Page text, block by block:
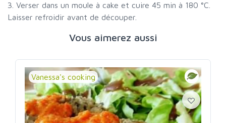
3. Verser dans un moule à cake et cuire 45 min à 180 °C.
Laisser refroidir avant de découper.
Vous aimerez aussi
Vanessa's cooking